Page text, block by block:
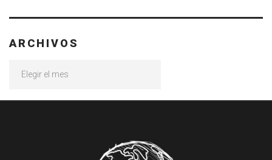
ARCHIVOS